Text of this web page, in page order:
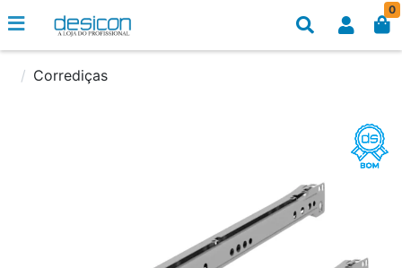
0
Corrediças